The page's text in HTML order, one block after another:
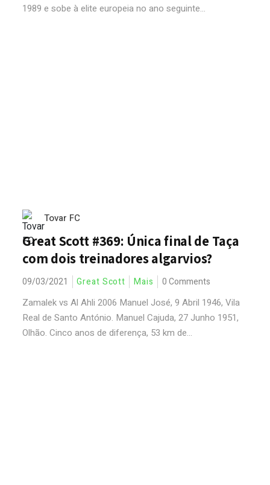
1989 e sobe à elite europeia no ano seguinte...
Tovar FC
Great Scott #369: Única final de Taça
com dois treinadores algarvios?
09/03/2021 Great Scott Mais 0 Comments
Zamalek vs Al Ahli 2006 Manuel José, 9 Abril 1946, Vila
Real de Santo António. Manuel Cajuda, 27 Junho 1951,
Olhão. Cinco anos de diferença, 53 km de...